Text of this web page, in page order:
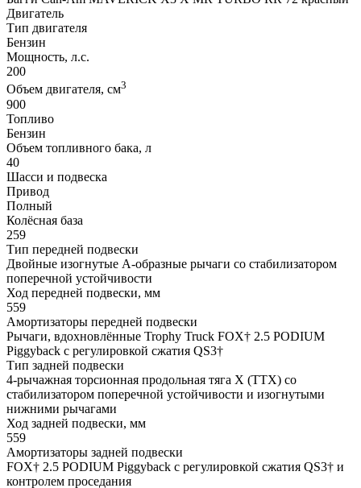
Двигатель
Тип двигателя
Бензин
Мощность, л.с.
200
Объем двигателя, см3
900
Топливо
Бензин
Объем топливного бака, л
40
Шасси и подвеска
Привод
Полный
Колёсная база
259
Тип передней подвески
Двойные изогнутые А-образные рычаги со стабилизатором
поперечной устойчивости
Ход передней подвески, мм
559
Амортизаторы передней подвески
Рычаги, вдохновлённые Trophy Truck FOX† 2.5 PODIUM
Piggyback с регулировкой сжатия QS3†
Тип задней подвески
4-рычажная торсионная продольная тяга X (TTX) со
стабилизатором поперечной устойчивости и изогнутыми
нижними рычагами
Ход задней подвески, мм
559
Амортизаторы задней подвески
FOX† 2.5 PODIUM Piggyback с регулировкой сжатия QS3† и
контролем проседания